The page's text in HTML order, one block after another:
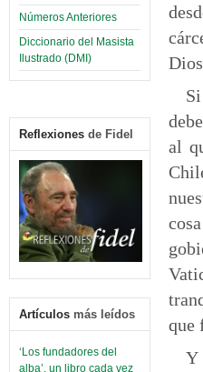
Números Anteriores
Diccionario del Masista
Ilustrado (DMI)
Reflexiones de Fidel
Artículos más leídos
‘Los fundadores del
alba’, un libro cada vez
al
que
Y